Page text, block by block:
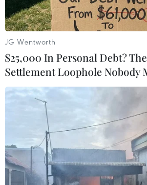
được công bố.
JG Wentworth
$25,000 In Personal Debt?
Settlement Loophole Nobody